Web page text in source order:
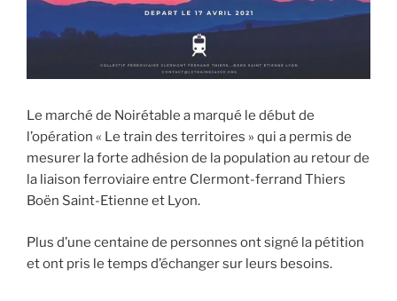
Le marché de Noirétable a marqué le début de
l’opération « Le train des territoires » qui a permis de
mesurer la forte adhésion de la population au retour de
la liaison ferroviaire entre Clermont-ferrand Thiers
Boën Saint-Etienne et Lyon.
Plus d’une centaine de personnes ont signé la pétition
et ont pris le temps d’échanger sur leurs besoins.